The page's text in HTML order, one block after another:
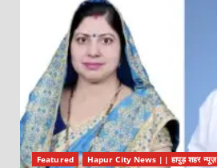
Featured Hapur City News || हापुड़ शहर न्यूज़